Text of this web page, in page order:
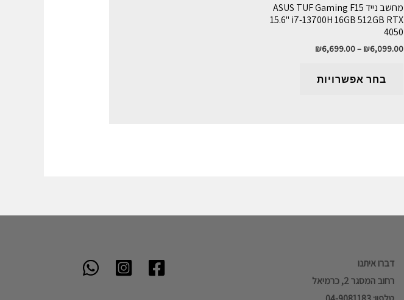
מחשב נייד ASUS TUF Gaming F15
15.6" i7-13700H 16GB 512GB RTX
4050
₪6,099.00
–
₪6,699.00
בחר אפשרויות
דברו איתנו
רחוב המסגר 2, כרמיאל